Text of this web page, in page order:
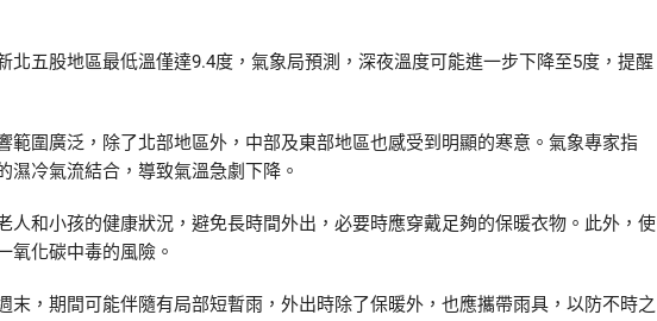
北五股地區最低溫僅達9.4度，氣象局預測，深夜溫度可能進一步下降至5度，提醒
範圍廣泛，除了北部地區外，中部及東部地區也感受到明顯的寒意。氣象專家指
濕冷氣流結合，導致氣溫急劇下降。
人和小孩的健康狀況，避免長時間外出，必要時應穿戴足夠的保暖衣物。此外，使
氧化碳中毒的風險。
末，期間可能伴隨有局部短暫雨，外出時除了保暖外，也應攜帶雨具，以防不時之